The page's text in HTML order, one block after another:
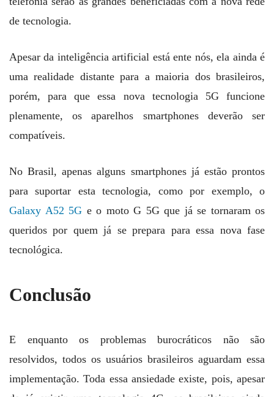
de tecnologia.
Apesar da inteligência artificial está ente nós, ela ainda é
uma realidade distante para a maioria dos brasileiros,
porém, para que essa nova tecnologia 5G funcione
plenamente, os aparelhos smartphones deverão ser
compatíveis.
No Brasil, apenas alguns smartphones já estão prontos
para suportar esta tecnologia, como por exemplo, o
Galaxy A52 5G e o moto G 5G que já se tornaram os
queridos por quem já se prepara para essa nova fase
tecnológica.
Conclusão
E enquanto os problemas burocráticos não são
resolvidos, todos os usuários brasileiros aguardam essa
implementação. Toda essa ansiedade existe, pois, apesar